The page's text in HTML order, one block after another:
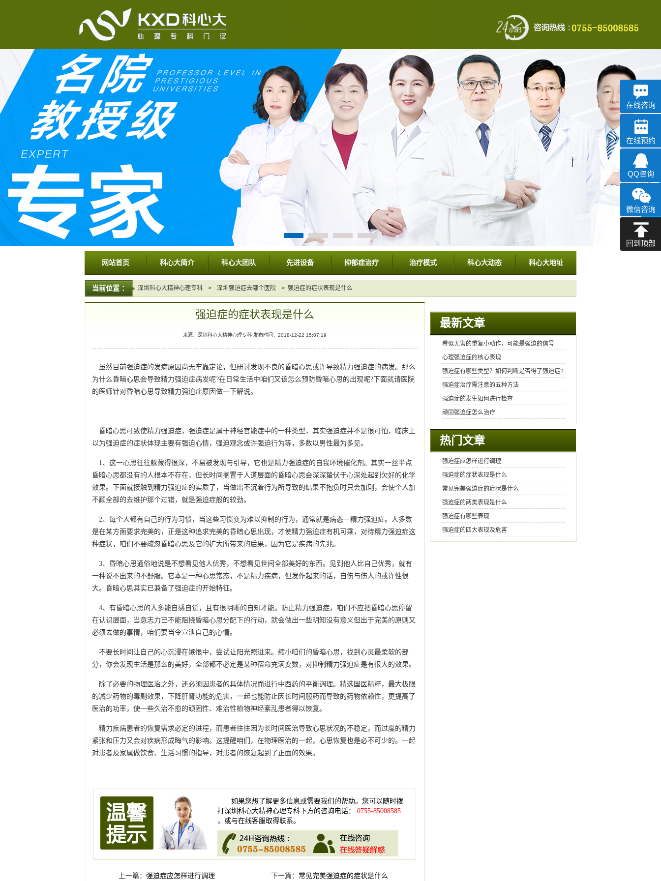
网站首页 科心大简介 科心大团队 先进设备 抑郁症治疗 治疗模式 科心大动态 科心大地址
当前位置 ： 深圳科心大精神心理专科 > 深圳强迫症去哪个医院 > 强迫症的症状表现是什么
强迫症的症状表现是什么
来源：深圳科心大精神心理专科 发布时间：2018-12-22 15:07:19
虽然目前强迫症的发病原因尚无牢靠定论，但研讨发现不良的昏暗心思或许导致精力强迫症的病发。那么
为什么昏暗心思会导致精力强迫症病发呢?在日常生活中咱们又该怎么预防昏暗心思的出现呢?下面就请医院
的医师针对昏暗心思导致精力强迫症原因做一下解说。
昏暗心思可致使精力强迫症，强迫症是属于神经官能症中的一种类型，其实强迫症并不是很可怕，临床上
以为强迫症的症状体现主要有强迫心情，强迫观念或许强迫行为等，多数以男性最为多见。
1、这一心思往往躲藏得很深，不易被发现与引导，它也是精力强迫症的自我环境催化剂。其实一丝半点
昏暗心思都没有的人根本不存在，但长时间搁置于人道层面的昏暗心思会深深蛰伏于心深处起到欠好的化学
效果。下面就接触到精力强迫症的实质了，当做出不沉着行为所导致的结果不抱负时只会加剧，会使个人加
不顾全部的去维护那个过错，就是强迫症般的较劲。
2、每个人都有自己的行为习惯，当这些习惯变为难以抑制的行为，通常就是病态—精力强迫症。人多数
是在某方面要求完美的，正是这种追求完美的昏暗心思出现，才使精力强迫症有机可乘，对待精力强迫症这
种症状，咱们不要疏忽昏暗心思及它的扩大所带来的后果，因为它是疾病的先兆。
3、昏暗心思通俗地说是不想看见他人优秀，不想看见世间全部美好的东西。见到他人比自己优秀，就有
一种说不出来的不舒服。它本是一种心思常态，不是精力疾病，但发作起来的话，自伤与伤人的或许性很
大。昏暗心思其实已兼备了强迫症的开始特征。
4、有昏暗心思的人多能自感自觉，且有很明晰的自知才能。防止精力强迫症，咱们不应把昏暗心思停留
在认识层面，当意志力已不能阻挠昏暗心思分配下的行动，就会做出一些明知没有意义但出于完美的原则又
必须去做的事情，咱们要当令宣泄自己的心情。
不要长时间让自己的心沉浸在嫉恨中，尝试让阳光照进来。缩小咱们的昏暗心思，找到心灵最柔软的部
分，你会发现生活是那么的美好，全部都不必定是某种宿命充满变数，对抑制精力强迫症是有很大的效果。
除了必要的物理医治之外，还必须因患者的具体情况而进行中西药的平衡调理。精选国医精粹，最大极限
的减少药物的毒副效果，下降肝肾功能的危害，一起也能防止因长时间服药而导致的药物依赖性，更提高了
医治的功率，使一些久治不愈的顽固性、难治性植物神经紊乱患者得以恢复。
精力疾病患者的恢复需求必定的进程，而患者往往因为长时间医治导致心思状况的不稳定，而过度的精力
紧张和压力又会对疾病形成晦气的影响。这提醒咱们，在物理医治的一起，心思恢复也是必不可少的。一起
对患者及家属做饮食、生活习惯的指导，对患者的恢复起到了正面的效果。
如果您想了解更多信息或需要我们的帮助。您可以随时拨
打深圳科心大精神心理专科下方的咨询电话： 0755-85008585
，或与在线客服取得联系。
上一篇： 强迫症应怎样进行调理 下一篇： 常见完美强迫症的症状是什么
最新文章
看似无害的重复小动作，可能是强迫的信号
心理强迫症的核心表现
强迫症有哪些类型？如何判断是否得了强迫症?
强迫症治疗需注意的五种方法
强迫症的发生如何进行检查
顽固强迫症怎么治疗
热门文章
强迫症应怎样进行调理
强迫症的症状表现是什么
常见完美强迫症的症状是什么
强迫症的两类表现是什么
强迫症有哪些表现
强迫症的四大表现及危害
在线咨询
在线预约
QQ咨询
微信咨询
回到顶部